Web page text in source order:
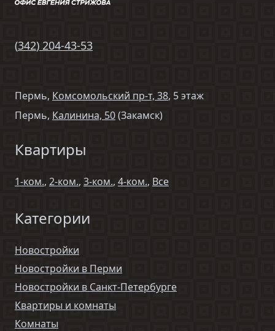
(342) 204-43-53
Пермь, Комсомольский пр-т, 38, 5 этаж
Пермь, Калинина, 50(Закамск)
Квартиры
1-ком., 2-ком., 3-ком., 4-ком., Все
Категории
Новостройки
Новостройки в Перми
Новостройки в Санкт-Петербурге
Квартиры и комнаты
Комнаты